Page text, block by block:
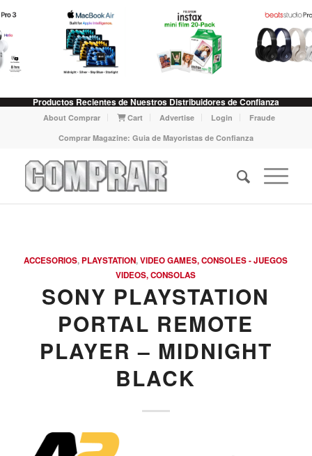
Productos Recientes de Nuestros Distribuidores de Confianza
About Comprar Cart Advertise Login
Fraude
Comprar Magazine: Guia de Mayoristas de Confianza
ACCESORIOS,PLAYSTATION,VIDEO GAMES, CONSOLES - JUEGOS
VIDEOS, CONSOLAS
SONY PLAYSTATION
PORTAL REMOTE
PLAYER – MIDNIGHT
BLACK